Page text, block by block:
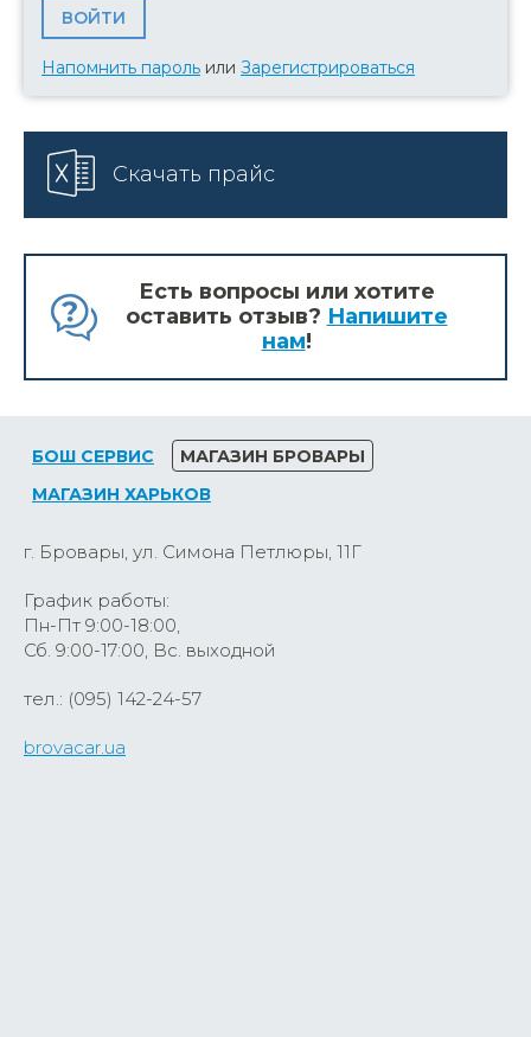
Напомнить пароль или Зарегистрироваться
Скачать прайс
Есть вопросы или хотите
оставить отзыв? Напишите
нам!
БОШ СЕРВИС
МАГАЗИН БРОВАРЫ
МАГАЗИН ХАРЬКОВ
г. Бровары, ул. Симона Петлюры, 11Г
График работы:
Пн-Пт 9:00-18:00,
Сб. 9:00-17:00, Вс. выходной
тел.: (095) 142-24-57
brovacar.ua